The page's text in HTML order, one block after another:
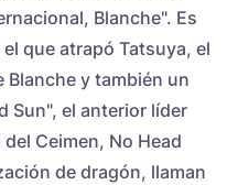
Blanche". Es
que atrapó Tatsuya, el
Blanche y también un
Sun", el anterior líder
Ceimen, No Head
de dragón, llaman